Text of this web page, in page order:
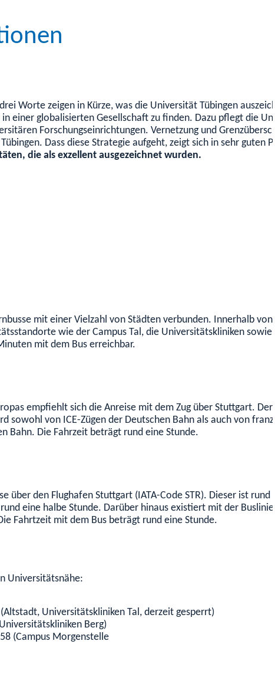
Worte zeigen in Kürze, was die Universität Tübingen
einer globalisierten Gesellschaft zu finden. Dazu pflegt die
Forschungseinrichtungen. Vernetzung und
Dass diese Strategie aufgeht, zeigt sich in sehr guten
die als exzellent ausgezeichnet wurden.
mit einer Vielzahl von Städten verbunden. Innerhalb von
wie der Campus Tal, die Universitätskliniken sowie
mit dem Bus erreichbar.
empfiehlt sich die Anreise mit dem Zug über Stuttgart.
sowohl von ICE-Zügen der Deutschen Bahn als auch von
Bahn. Die Fahrzeit beträgt rund eine Stunde.
über den Flughafen Stuttgart (IATA-Code STR). Dieser ist
eine halbe Stunde. Darüber hinaus existiert mit der
Fahrtzeit mit dem Bus beträgt rund eine Stunde.
Universitätsnähe:
Universitätskliniken Tal, derzeit gesperrt)
Berg)
(Campus Morgenstelle